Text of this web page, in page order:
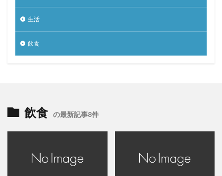
生活
飲食
飲食 の最新記事8件